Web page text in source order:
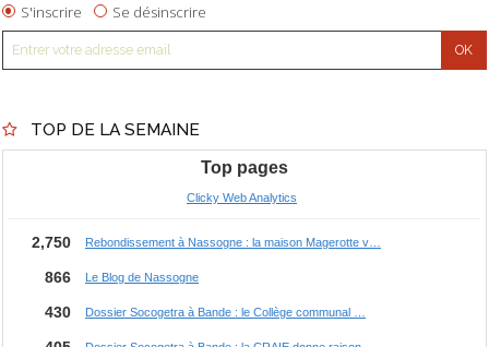
S'inscrire Se désinscrire
TOP DE LA SEMAINE